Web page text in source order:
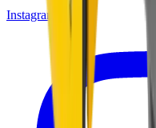
Instagram